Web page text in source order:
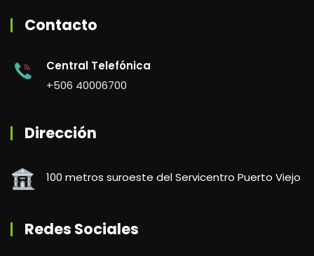
Contacto
Central Telefónica
+506 40006700
Dirección
100 metros suroeste del Servicentro Puerto Viejo
Redes Sociales